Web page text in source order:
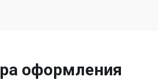
оформления